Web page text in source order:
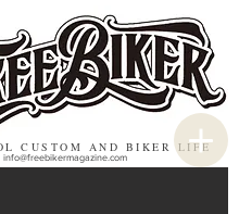
CUSTOM AND BIKER LIFE
info@freebikermagazine.com